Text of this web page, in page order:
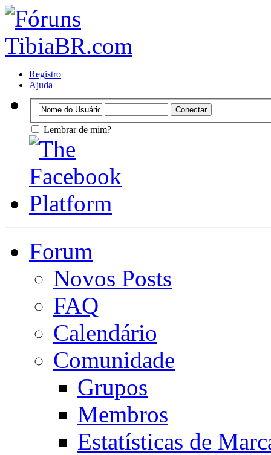
Registro
Ajuda
Lembrar de mim?
Forum
Novos Posts
FAQ
Calendário
Comunidade
Grupos
Membros
Estatísticas de